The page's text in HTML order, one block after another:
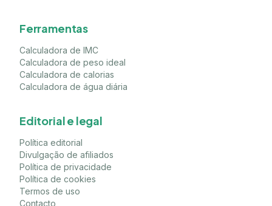
Ferramentas
Calculadora de IMC
Calculadora de peso ideal
Calculadora de calorias
Calculadora de água diária
Editorial e legal
Política editorial
Divulgação de afiliados
Política de privacidade
Política de cookies
Termos de uso
Contacto